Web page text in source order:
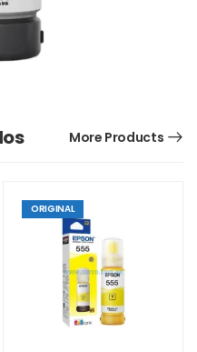
More Products
ORIGINAL